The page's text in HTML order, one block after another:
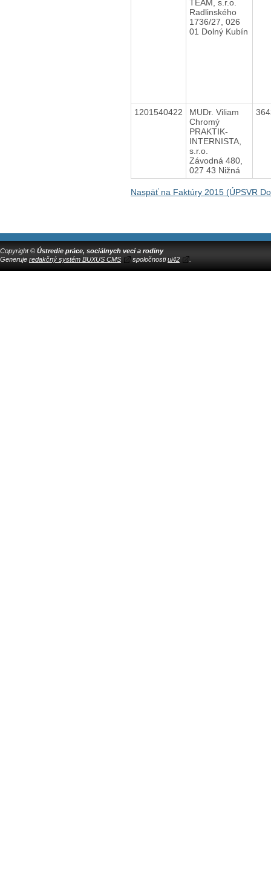
TEAM, s.r.o.
Radlinského
1736/27, 026
01 Dolný Kubín
1201540422
MUDr. Viliam
Chromý
PRAKTIK-
INTERNISTA,
s.r.o.
Závodná 480,
027 43 Nižná
Naspäť na Faktúry 2015 (ÚPSVR
Copyright © Ústredie práce, sociálnych vecí a rodiny
Generuje redakčný systém BUXUS CMS spoločnostiui42